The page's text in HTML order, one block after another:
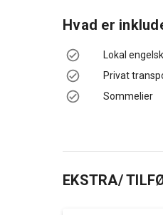
Hvad er
Lokal
Privat
Sommelier
EKSTRA/